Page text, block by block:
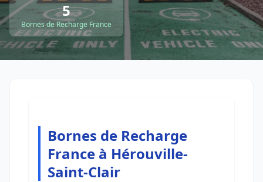
5
Bornes de Recharge France
Bornes de Recharge
France à Hérouville-
Saint-Clair